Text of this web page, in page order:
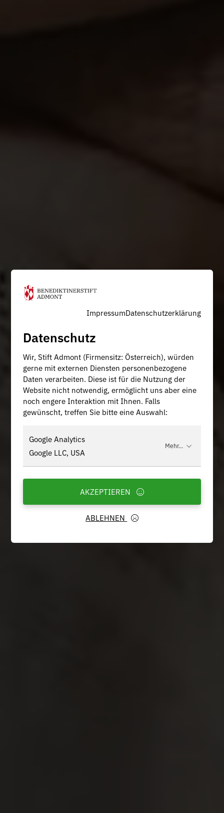
ImpressumDatenschutzerklärung
Datenschutz
Wir, Stift Admont (Firmensitz: Österreich), würden
gerne mit externen Diensten personenbezogene
Daten verarbeiten. Diese ist für die Nutzung der
Website nicht notwendig, ermöglicht uns aber eine
noch engere Interaktion mit Ihnen. Falls
gewünscht, treffen Sie bitte eine Auswahl:
Google Analytics
Google LLC, USA
Mehr...
ABLEHNEN
AKZEPTIEREN